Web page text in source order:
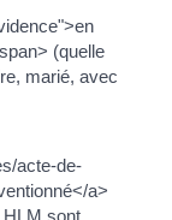
(quelle
marié, avec
acte-de-
a>
HLM sont